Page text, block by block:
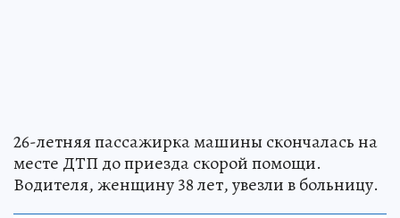
26-летняя пассажирка машины скончалась на
месте ДТП до приезда скорой помощи.
Водителя, женщину 38 лет, увезли в больницу.